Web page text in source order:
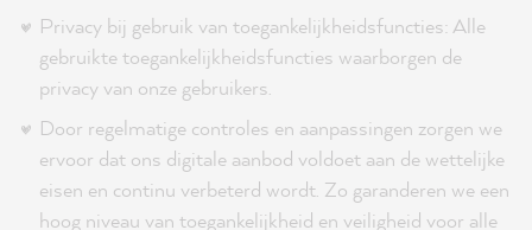
Privacy bij gebruik van toegankelijkheidsfuncties: Alle
gebruikte toegankelijkheidsfuncties waarborgen de
privacy van onze gebruikers.
Door regelmatige controles en aanpassingen zorgen we
ervoor dat ons digitale aanbod voldoet aan de wettelijke
eisen en continu verbeterd wordt. Zo garanderen we een
hoog niveau van toegankelijkheid en veiligheid voor alle